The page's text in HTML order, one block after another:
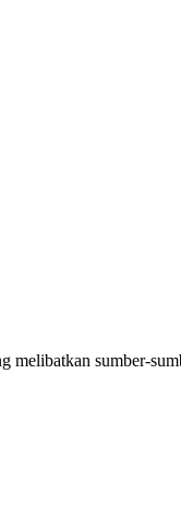
melibatkan sumber-